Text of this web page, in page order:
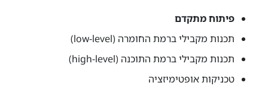
פיתוח מתקדם
תכנות מקבילי ברמת החומרה (low-level)
תכנות מקבילי ברמת התוכנה (high-level)
טכניקות אופטימיזציה